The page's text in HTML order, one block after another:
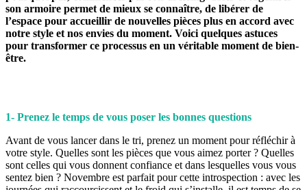
son armoire permet de mieux se connaître, de libérer de
l’espace pour accueillir de nouvelles pièces plus en accord avec
notre style et nos envies du moment. Voici quelques astuces
pour transformer ce processus en un véritable moment de bien-
être.
1- Prenez le temps de vous poser les bonnes questions
Avant de vous lancer dans le tri, prenez un moment pour réfléchir à
votre style. Quelles sont les pièces que vous aimez porter ? Quelles
sont celles qui vous donnent confiance et dans lesquelles vous vous
sentez bien ? Novembre est parfait pour cette introspection : avec les